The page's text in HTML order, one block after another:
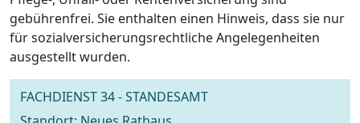
gebührenfrei. Sie enthalten einen Hinweis, dass sie nur
für sozialversicherungsrechtliche Angelegenheiten
ausgestellt wurden.
FACHDIENST 34 - STANDESAMT